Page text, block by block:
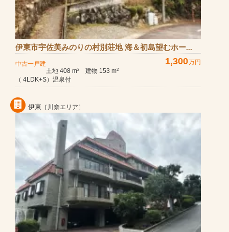
伊東市宇佐美みのりの村別荘地 海＆初島望むホー...
中古一戸建 1,300万円
土地 408 m2 建物 153 m2
（ 4LDK+S）温泉付
伊東 ［川奈エリア］